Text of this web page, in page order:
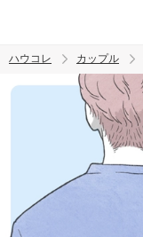
トレンド ワード
カップル
ハウコレ カップル